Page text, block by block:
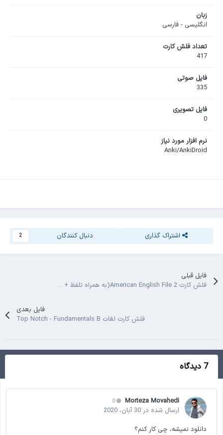
زبان
انگلیسی - فارسی
تعداد فلش کارت
417
فایل صوتی
335
فایل تصویری
0
نرم افزار مورد نیاز
Anki/AnkiDroid
اشتراک گذاری دنبال کنندگان 2
فایل قبلی
فلش کارت American English File 2(به همراه تلفظ + نقش دستوری)
فایل بعدی
فلش کارت لغات Top Notch - Fundamentals B
7 دیدگاه
Morteza Movahedi
0
ارسال شده در 30 آبان، 2020
دانلود نمیشه، چی کار کنم؟